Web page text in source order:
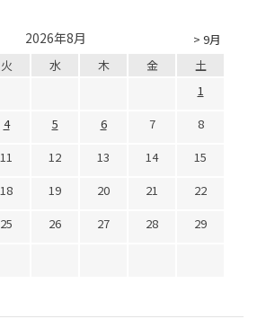
> 9月
2026年8月
火 水 木 金
土
1
4 5 6 7
8
11 12 13 14
15
18 19 20 21
22
25 26 27 28
29